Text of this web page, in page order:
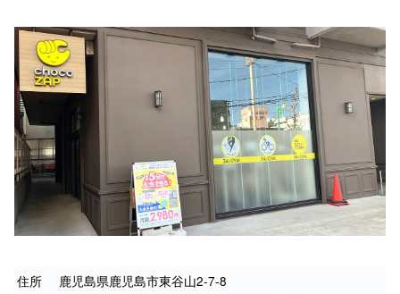
住所
鹿児島県鹿児島市東谷山2-7-8